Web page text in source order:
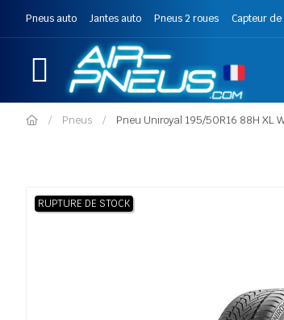
Pneus auto Jantes auto Pneus 2 roues Capteur de
Pneus Pneu Uniroyal 195/50R16 88H XL
RUPTURE DE STOCK